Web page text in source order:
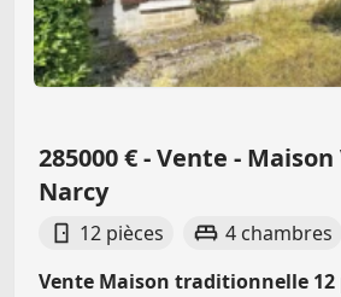
285000 € - Vente -
Narcy
12 pièces 4 chambres
Vente Maison traditionnelle 12